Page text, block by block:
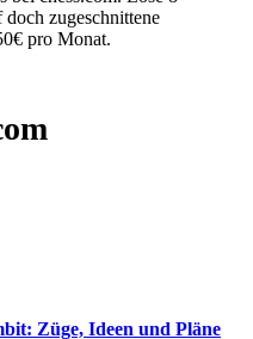
zugeschnittene
pro Monat.
Züge, Ideen und Pläne